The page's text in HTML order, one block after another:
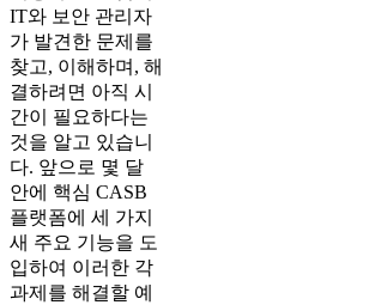
IT와 보안 관리자
가 발견한 문제를
찾고, 이해하며, 해
결하려면 아직 시
간이 필요하다는
것을 알고 있습니
다. 앞으로 몇 달
안에 핵심 CASB
플랫폼에 세 가지
새 주요 기능을 도
입하여 이러한 각
과제를 해결할 예